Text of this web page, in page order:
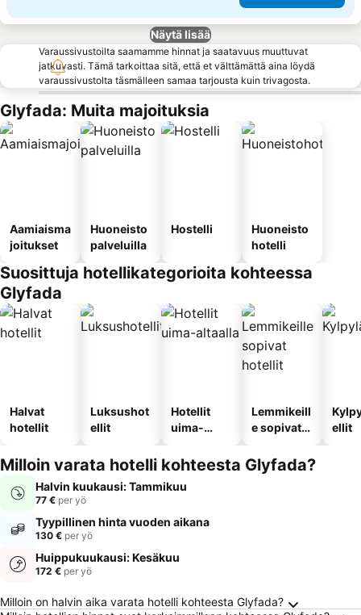
Näytä lisää
Varaussivustoilta saamamme hinnat ja saatavuus muuttuvat
jatkuvasti. Tämä tarkoittaa sitä, että et välttämättä aina löydä
varaussivustolta täsmälleen samaa tarjousta kuin trivagosta.
Glyfada: Muita majoituksia
Aamiaisma
joitukset
Huoneisto
palveluilla
Hostelli
Huoneisto
hotelli
Suosittuja hotellikategorioita kohteessa
Glyfada
Halvat
hotellit
Luksushot
ellit
Hotellit
uima-
Lemmikeill
e sopivat
ellit
Milloin varata hotelli kohteesta Glyfada?
Halvin kuukausi: Tammikuu
77 € per yö
Tyypillinen hinta vuoden aikana
130 € per yö
Huippukuukausi: Kesäkuu
172 € per yö
Usein kysytyt kysymykset kohteesta Glyfada
Milloin on halvin aika varata hotelli kohteesta Glyfada?